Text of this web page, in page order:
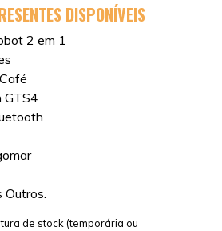
DISPONÍVEIS
2 em 1
Outros.
de stock (temporária ou